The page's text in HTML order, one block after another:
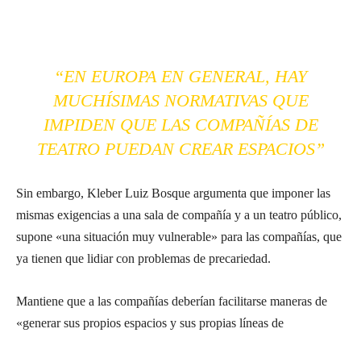
“EN EUROPA EN GENERAL, HAY
MUCHÍSIMAS NORMATIVAS QUE
IMPIDEN QUE LAS COMPAÑÍAS DE
TEATRO PUEDAN CREAR ESPACIOS”
Sin embargo, Kleber Luiz Bosque argumenta que imponer las
mismas exigencias a una sala de compañía y a un teatro público,
supone «una situación muy vulnerable» para las compañías, que
ya tienen que lidiar con problemas de precariedad.
Mantiene que a las compañías deberían facilitarse maneras de
«generar sus propios espacios y sus propias líneas de